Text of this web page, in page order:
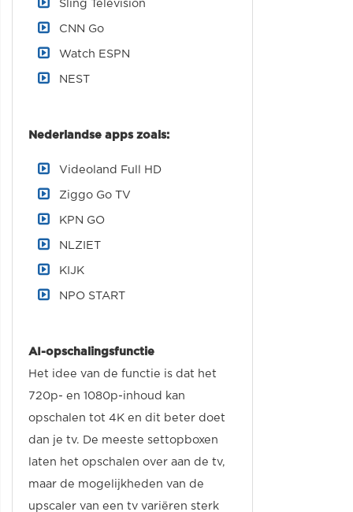
Sling Television
CNN Go
Watch ESPN
NEST
Nederlandse apps zoals:
Videoland Full HD
Ziggo Go TV
KPN GO
NLZIET
KIJK
NPO START
AI-opschalingsfunctie
Het idee van de functie is dat het
720p- en 1080p-inhoud kan
opschalen tot 4K en dit beter doet
dan je tv. De meeste settopboxen
laten het opschalen over aan de tv,
maar de mogelijkheden van de
upscaler van een tv variëren sterk